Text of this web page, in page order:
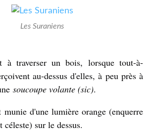
Les Suraniens
à traverser un bois, lorsque tout-à-
au-dessus d'elles, à peu près à
soucoupe volante (sic).
d'une lumière orange (enquerre
sur le dessus.